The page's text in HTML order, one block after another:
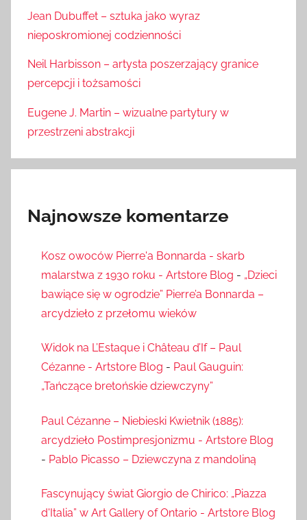
Jean Dubuffet – sztuka jako wyraz
nieposkromionej codzienności
Neil Harbisson – artysta poszerzający granice
percepcji i tożsamości
Eugene J. Martin – wizualne partytury w
przestrzeni abstrakcji
Najnowsze komentarze
Kosz owoców Pierre'a Bonnarda - skarb
malarstwa z 1930 roku - Artstore Blog - „Dzieci
bawiące się w ogrodzie” Pierre’a Bonnarda –
arcydzieło z przełomu wieków
Widok na L’Estaque i Château d’If – Paul
Cézanne - Artstore Blog - Paul Gauguin:
„Tańczące bretońskie dziewczyny”
Paul Cézanne – Niebieski Kwietnik (1885):
arcydzieło Postimpresjonizmu - Artstore Blog
- Pablo Picasso – Dziewczyna z mandoliną
Fascynujący świat Giorgio de Chirico: „Piazza
d'Italia” w Art Gallery of Ontario - Artstore Blog